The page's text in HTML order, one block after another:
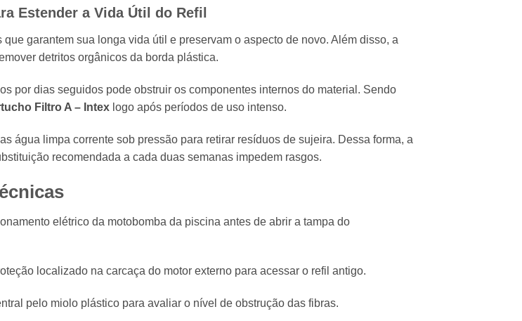
Estender a Vida Útil do Refil
garantem sua longa vida útil e preservam o aspecto de novo. Além disso, a
detritos orgânicos da borda plástica.
por dias seguidos pode obstruir os componentes internos do material. Sendo
Filtro A – Intex logo após períodos de uso intenso.
água limpa corrente sob pressão para retirar resíduos de sujeira. Dessa forma, a
recomendada a cada duas semanas impedem rasgos.
elétrico da motobomba da piscina antes de abrir a tampa do
localizado na carcaça do motor externo para acessar o refil antigo.
pelo miolo plástico para avaliar o nível de obstrução das fibras.